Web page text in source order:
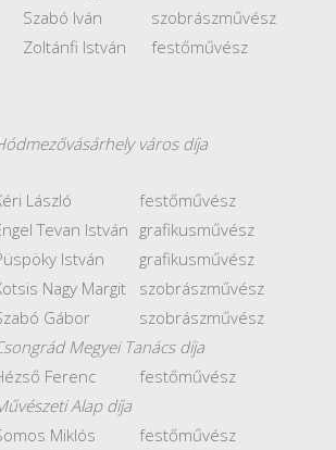
Szabó Iván
szobrászművész
Zoltánfi István
festőművész
város díja
László
festőművész
Tevan István grafikusművész
István
grafikusművész
Nagy Margit
szobrászművész
Gábor
szobrászművész
Megyei Tanács díja
Ferenc
festőművész
Alap díja
Miklós
festőművész